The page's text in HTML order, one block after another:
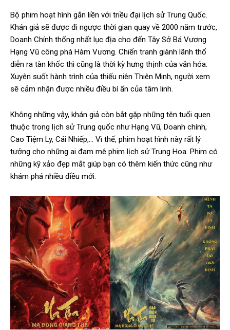
Bộ phim hoạt hình gắn liền với triều đại lịch sử Trung Quốc.
Khán giả sẽ được đi ngược thời gian quay về 2000 năm trước,
Doanh Chính thống nhất lục địa cho đến Tây Sở Bá Vương
Hạng Vũ công phá Hàm Vương. Chiến tranh giành lãnh thổ
diễn ra tàn khốc thì cũng là thời kỳ hưng thịnh của văn hóa.
Xuyên suốt hành trình của thiếu niên Thiên Minh, người xem
sẽ cảm nhận được nhiều điều bí ẩn của tâm linh.
Không những vậy, khán giả còn bắt gặp những tên tuổi quen
thuộc trong lịch sử Trung quốc như Hạng Vũ, Doanh chính,
Cao Tiệm Ly, Cái Nhiếp,… Vì thế, phim hoạt hình này rất lý
tưởng cho những ai đam mê phim lịch sử Trung Hoa. Phim có
những kỹ xảo đẹp mắt giúp bạn có thêm kiến thức cũng như
khám phá nhiều điều mới.